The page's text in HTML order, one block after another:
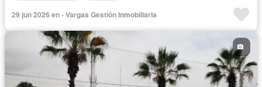
29 jun 2026 en - Vargas Gestión Inmobiliaria